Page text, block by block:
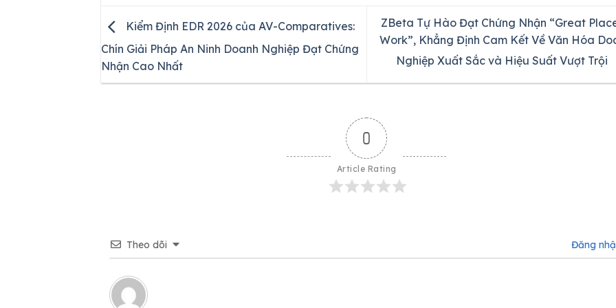
Kiểm Định EDR 2026 của AV-Comparatives:
Chín Giải Pháp An Ninh Doanh Nghiệp Đạt Chứng
Nhận Cao Nhất
ZBeta Tự Hào Đạt Chứng Nhận “Great
Work”, Khẳng Định Cam Kết Về Văn Hóa
Nghiệp Xuất Sắc và Hiệu Suất Vượt Trội
0
Article Rating
Theo dõi Đăng